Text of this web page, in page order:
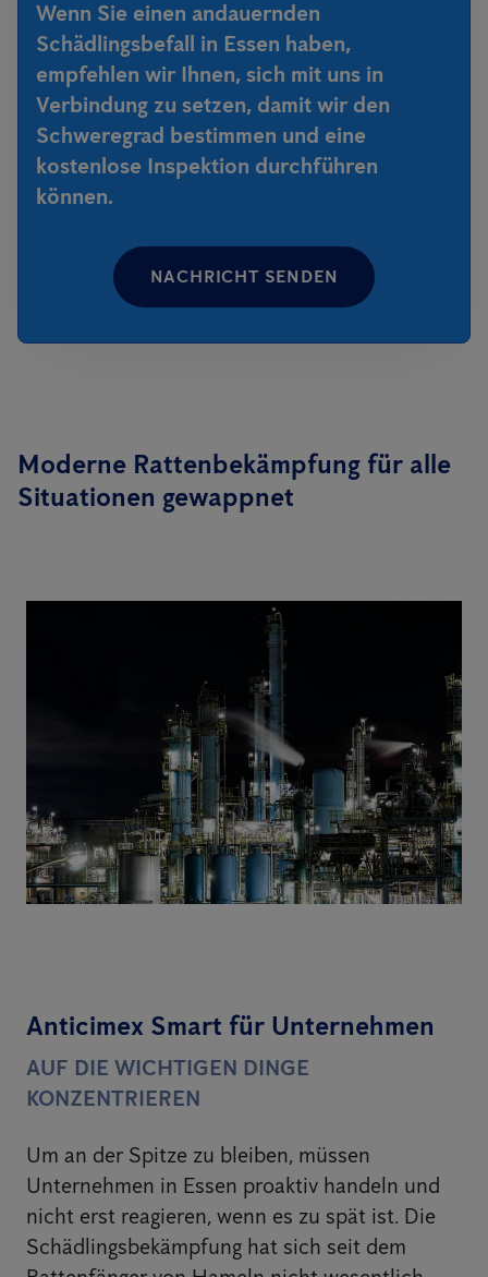
Wenn Sie einen andauernden
Schädlingsbefall in Essen haben,
empfehlen wir Ihnen, sich mit uns in
Verbindung zu setzen, damit wir den
Schweregrad bestimmen und eine
kostenlose Inspektion durchführen
können.
NACHRICHT SENDEN
Moderne Rattenbekämpfung für alle
Situationen gewappnet
Anticimex Smart für Unternehmen
AUF DIE WICHTIGEN DINGE
KONZENTRIEREN
Um an der Spitze zu bleiben, müssen
Unternehmen in Essen proaktiv handeln und
nicht erst reagieren, wenn es zu spät ist. Die
Schädlingsbekämpfung hat sich seit dem